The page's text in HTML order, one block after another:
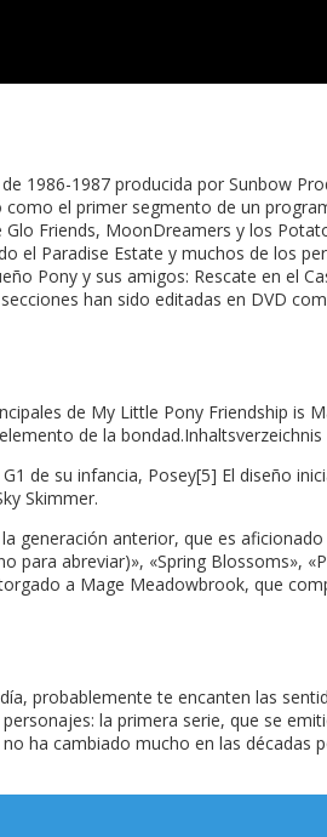
1986-1987 producida por Sunbow
el primer segmento de un
Friends, MoonDreamers y los
el Paradise Estate y muchos de los
Pony y sus amigos: Rescate en el
han sido editadas en DVD
de My Little Pony Friendship is
de la bondad.Inhaltsverzeichnis
de su infancia, Posey[5] El diseño
Skimmer.
generación anterior, que es
para abreviar)», «Spring
a Mage Meadowbrook, que
probablemente te encanten las
la primera serie, que se
ha cambiado mucho en las